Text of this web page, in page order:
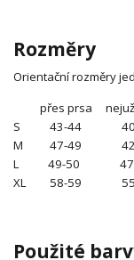
Rozměry
Orientační rozměry
přes prsa
S 43-44 40-
M 47-49 42-
L 49-50 47-
XL 58-59
Použité